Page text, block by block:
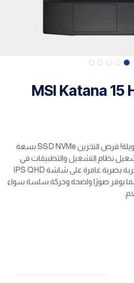
MSI Katana 15
وداعًا لأوقات التحميل الطويلة! قرص التخزين SSD NVMe بسعة
تشغيل نظام التشغيل والتطبيقات في
ثوانٍ معدودة. استمتع بتجربة بصرية غامرة على شاشة IPS QHD
165 هرتز، مما يوفر صورًا واضحة وحركة سلسة سواء